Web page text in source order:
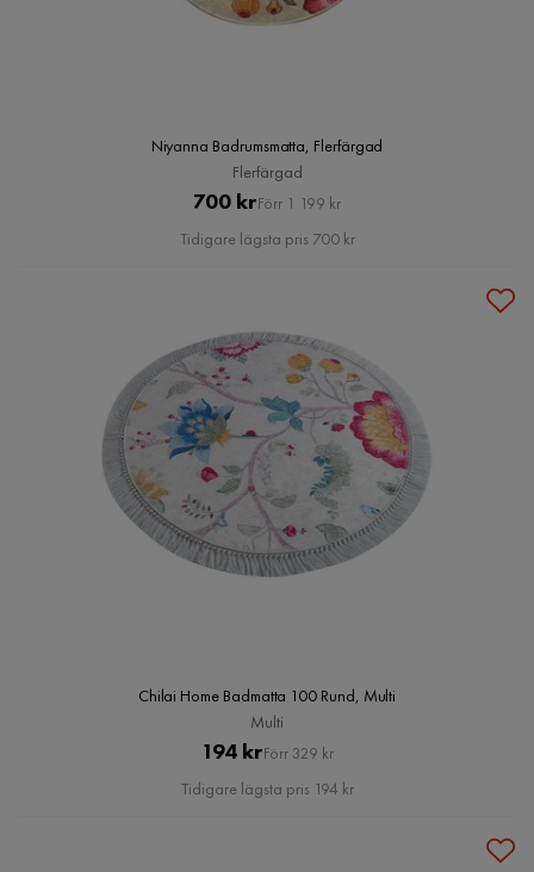
Niyanna Badrumsmatta, Flerfärgad
Flerfärgad
Pris
700 kr Original
Pris
Förr 1 199 kr
Tidigare lägsta pris 700 kr
Chilai Home Badmatta 100 Rund, Multi
Multi
Pris
194 krOriginal
Pris
Förr 329 kr
Tidigare lägsta pris 194 kr